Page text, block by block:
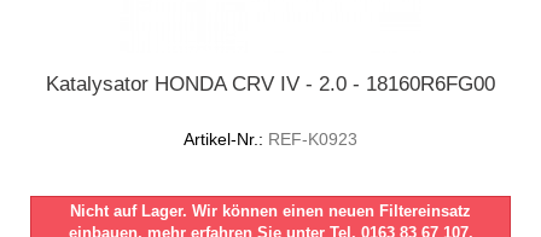
Katalysator HONDA CRV IV - 2.0 - 18160R6FG00
Artikel-Nr.: REF-K0923
Nicht auf Lager. Wir können einen neuen Filtereinsatz
einbauen, mehr erfahren Sie unter Tel. 0163 83 67 107.